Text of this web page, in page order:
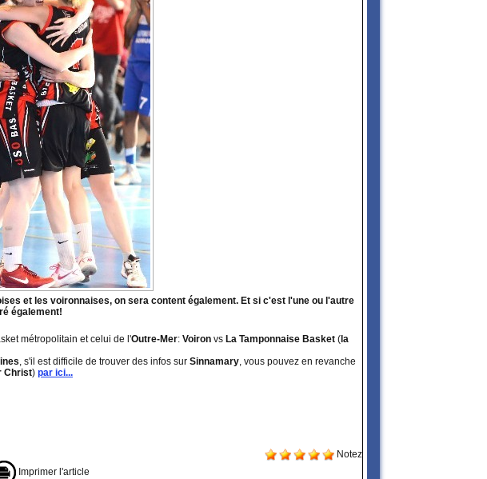
et les voironnaises, on sera content également. Et si c'est l'une ou l'autre
également!
métropolitain et celui de l'Outre-Mer: Voiron vs La Tamponnaise Basket ( la
, s'il est difficile de trouver des infos sur Sinnamary, vous pouvez en revanche
Christ) par ici...
Notez
Imprimer l'article